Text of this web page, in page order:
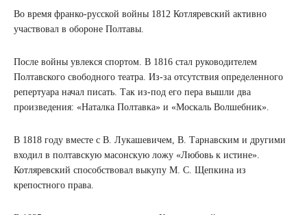
Во время франко-русской войны 1812 Котляревский активно
участвовал в обороне Полтавы.
После войны увлекся спортом. В 1816 стал руководителем
Полтавского свободного театра. Из-за отсутствия определенного
репертуара начал писать. Так из-под его пера вышли два
произведения: «Наталка Полтавка» и «Москаль Волшебник».
В 1818 году вместе с В. Лукашевичем, В. Тарнавским и другими
входил в полтавскую масонскую ложу «Любовь к истине».
Котляревский способствовал выкупу М. С. Щепкина из
крепостного права.